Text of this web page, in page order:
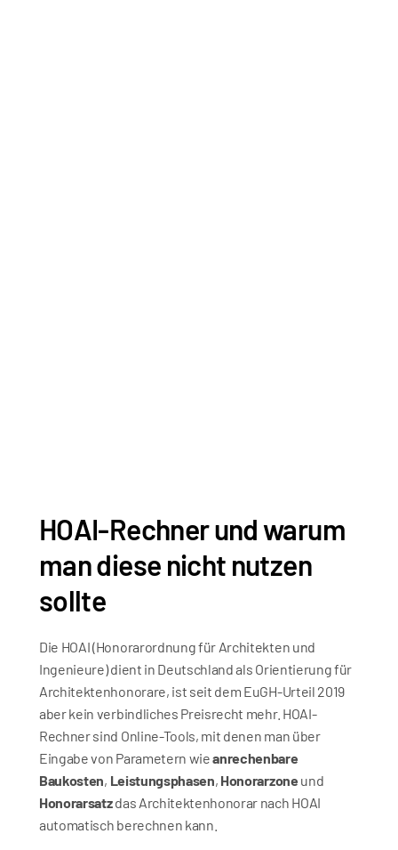
HOAI-Rechner und warum
man diese nicht nutzen
sollte
Die HOAI (Honorarordnung für Architekten und
Ingenieure) dient in Deutschland als Orientierung für
Architektenhonorare, ist seit dem EuGH-Urteil 2019
aber kein verbindliches Preisrecht mehr. HOAI-
Rechner sind Online-Tools, mit denen man über
Eingabe von Parametern wie anrechenbare
Baukosten, Leistungsphasen, Honorarzone
Honorarsatz das Architektenhonorar nach HOAI
automatisch berechnen kann.